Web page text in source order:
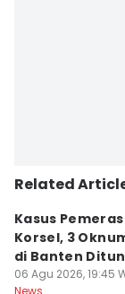
Related
Kasus
Korsel, 3
di Banten
Tahun
06 Agu 2026, 19:45
News